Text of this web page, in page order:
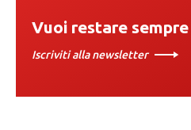
Vuoi restare
Iscriviti alla newsletter